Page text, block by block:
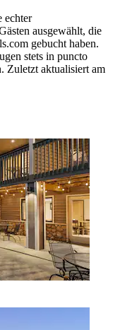
echter
ausgewählt, die
gebucht haben.
stets in puncto
Zuletzt aktualisiert am